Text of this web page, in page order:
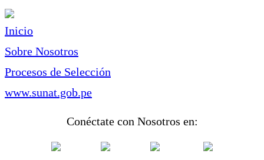
Inicio
Sobre Nosotros
Procesos de Selección
www.sunat.gob.pe
Conéctate con Nosotros en: